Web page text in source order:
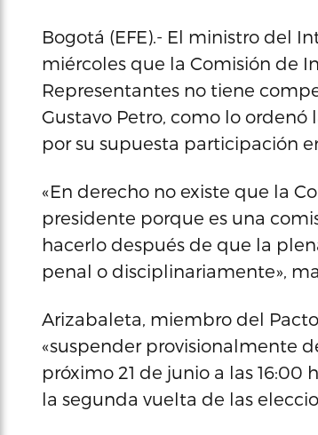
Bogotá (EFE).- El ministro del
miércoles que la Comisión de
Representantes no tiene
Gustavo Petro, como lo
por su supuesta participación
«En derecho no existe que la
presidente porque es una
hacerlo después de que la
penal o disciplinariamente»,
Arizabaleta, miembro del
«suspender provisionalmente
próximo 21 de junio a las 16:00
la segunda vuelta de las